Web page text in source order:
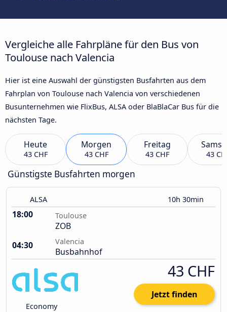
Vergleiche alle Fahrpläne für den Bus von
Toulouse nach Valencia
Hier ist eine Auswahl der günstigsten Busfahrten aus dem
Fahrplan von Toulouse nach Valencia von verschiedenen
Busunternehmen wie FlixBus, ALSA oder BlaBlaCar Bus für die
nächsten Tage.
Heute
43 CHF
Morgen
43 CHF
Freitag
43 CHF 43
Günstigste Busfahrten morgen
ALSA 10h 30min
18:00 Toulouse
ZOB
04:30
Valencia
Busbahnhof
Economy
43 CHF
Jetzt finden